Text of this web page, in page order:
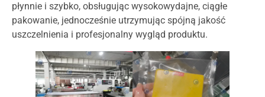
płynnie i szybko, obsługując wysokowydajne, ciągłe
pakowanie, jednocześnie utrzymując spójną jakość
uszczelnienia i profesjonalny wygląd produktu.